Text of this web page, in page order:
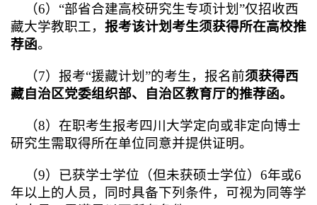
（6）“部省合建高校研究生专项计划”仅招收西
藏大学教职工， 报考该计划考生须获得所在高校推
荐函。
（7）报考“援藏计划”的考生，报名前须获得西
藏自治区党委组织部、自治区教育厅的推荐函。
（8）在职考生报考四川大学定向或非定向博士
研究生需取得所在单位同意并提供证明。
（9）已获学士学位（但未获硕士学位）6年或6
年以上的人员，同时具备下列条件，可视为同等学